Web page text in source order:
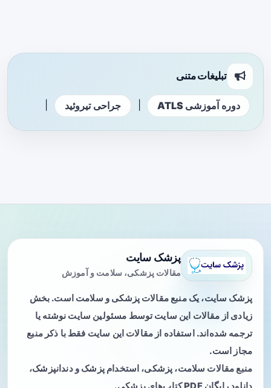
تبلیغات متنی
دوره آموزشی ATLS جراحی تیروئید
پزشک سایت
مقالات پزشکی، سلامت و آموزش
پزشک سایت، یک منبع مقالات پزشکی و سلامت است. بخش
زیادی از مقالات این سایت توسط مسئولین سایت نوشته یا
ترجمه شده‌اند. استفاده از مقالات این سایت فقط با ذکر منبع
مجاز است.
منبع مقالات سلامت، پزشکی، استخدام پزشک و دندانپزشک،
دانلود رایگان PDF کتاب‌های پزشکی.